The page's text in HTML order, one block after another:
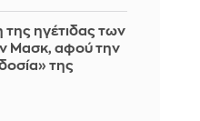
της ηγέτιδας των
Μασκ, αφού την
της